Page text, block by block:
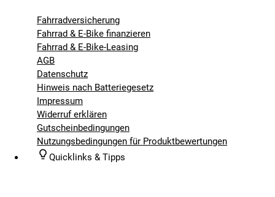
Fahrradversicherung
Fahrrad & E-Bike finanzieren
Fahrrad & E-Bike-Leasing
AGB
Datenschutz
Hinweis nach Batteriegesetz
Impressum
Widerruf erklären
Gutscheinbedingungen
Nutzungsbedingungen für Produktbewertungen
Quicklinks & Tipps